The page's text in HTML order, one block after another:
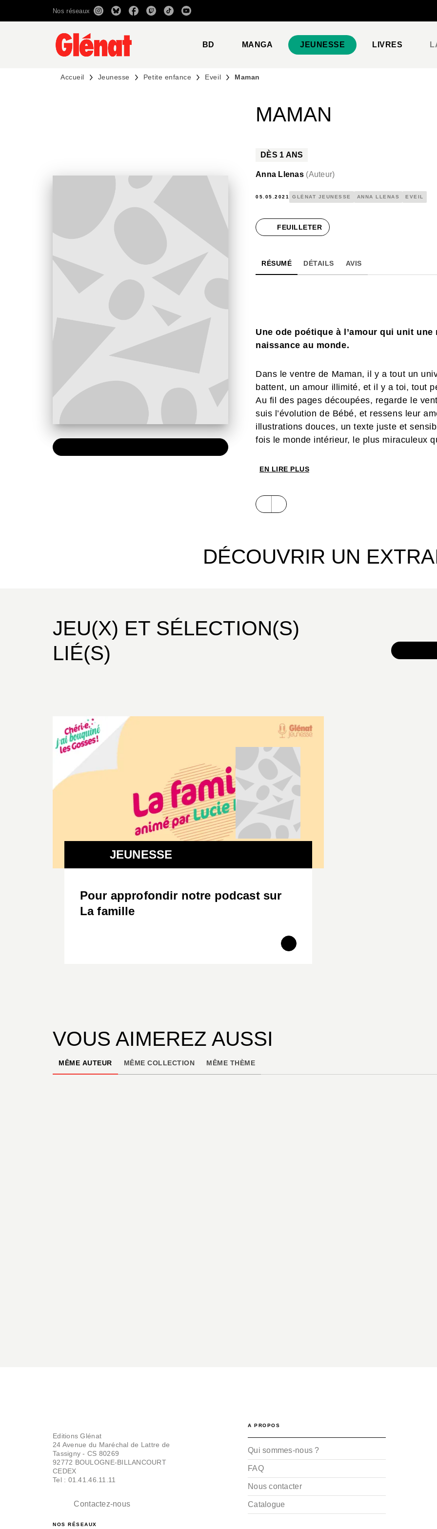
RECHERCHE CONTENU
Nos réseaux
BD MANGA JEUNESSE LIVRES
Accueil Jeunesse Petite enfance Eveil Maman
MAMAN
DÈS 1 ANS
Anna Llenas (Auteur)
05.05.2021 GLÉNAT JEUNESSE ANNA LLENAS EVEIL
FEUILLETER
RÉSUMÉ DÉTAILS AVIS
Une ode poétique à l’amour qui unit
naissance au monde.
Dans le ventre de Maman, il y a tout un
battent, un amour illimité, et il y a toi, tout
Au fil des pages découpées, regarde le
suis l’évolution de Bébé, et ressens leur
illustrations douces, un texte juste et
fois le monde intérieur, le plus miraculeux
EN LIRE PLUS
DÉCOUVRIR UN
JEU(X) ET SÉLECTION(S)
LIÉ(S)
JEUNESSE
Pour approfondir notre podcast sur
La famille
VOUS AIMEREZ AUSSI
MÊME AUTEUR MÊME COLLECTION MÊME THÈME
Editions Glénat
24 Avenue du Maréchal de Lattre de
Tassigny - CS 80269
92772 BOULOGNE-BILLANCOURT
CEDEX
Tel : 01.41.46.11.11
Contactez-nous
NOS RÉSEAUX
A PROPOS
Qui sommes-nous ?
FAQ
Nous contacter
Catalogue